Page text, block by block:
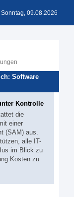
Sonntag, 09.08.2026
Software
Kontrolle
die
einer
(SAM) aus.
alle IT-
im Blick zu
Kosten zu